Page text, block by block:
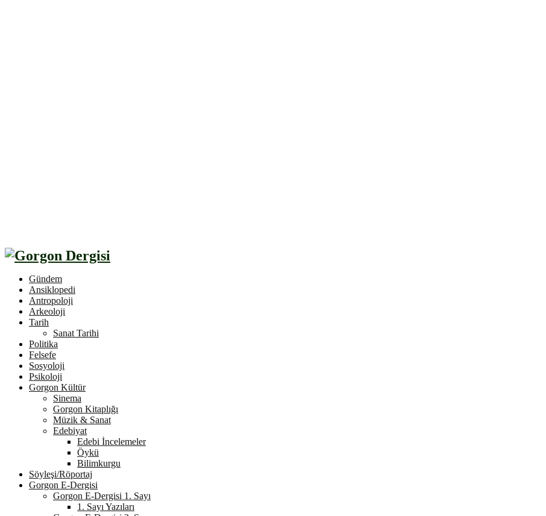
Gündem
Ansiklopedi
Antropoloji
Arkeoloji
Tarih
Sanat Tarihi
Politika
Felsefe
Sosyoloji
Psikoloji
Gorgon Kültür
Sinema
Gorgon Kitaplığı
Müzik & Sanat
Edebiyat
Edebi İncelemeler
Öykü
Bilimkurgu
Söyleşi/Röportaj
Gorgon E-Dergisi
Gorgon E-Dergisi 1. Sayı
1. Sayı Yazıları